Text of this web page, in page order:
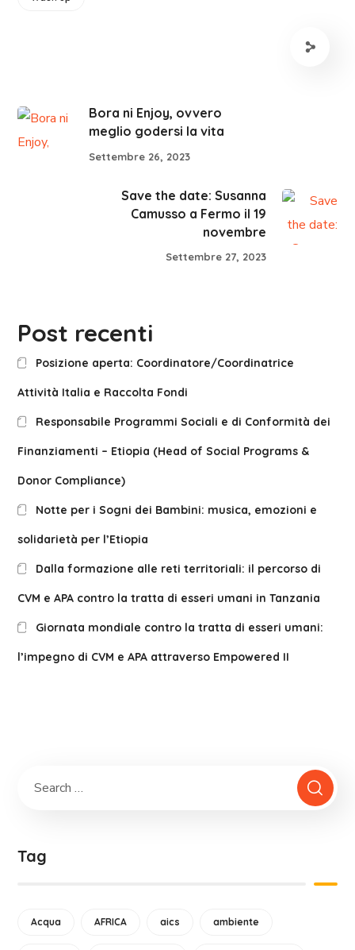
Bora ni Enjoy, ovvero
meglio godersi la vita
Settembre 26, 2023
Save the date: Susanna
Camusso a Fermo il 19
novembre
Settembre 27, 2023
Post recenti
Posizione aperta: Coordinatore/Coordinatrice
Attività Italia e Raccolta Fondi
Responsabile Programmi Sociali e di Conformità dei
Finanziamenti – Etiopia (Head of Social Programs &
Donor Compliance)
Notte per i Sogni dei Bambini: musica, emozioni e
solidarietà per l’Etiopia
Dalla formazione alle reti territoriali: il percorso di
CVM e APA contro la tratta di esseri umani in Tanzania
Giornata mondiale contro la tratta di esseri umani:
l’impegno di CVM e APA attraverso Empowered II
Tag
Acqua AFRICA aics ambiente